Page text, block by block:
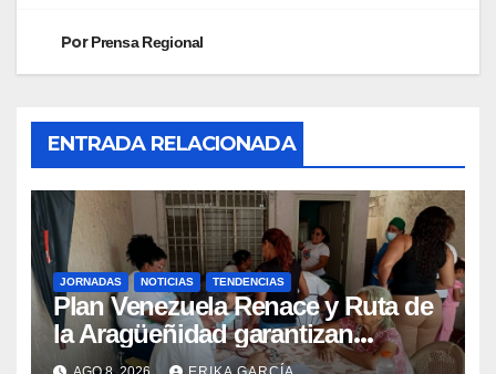
PorPrensa Regional
ENTRADA RELACIONADA
JORNADAS NOTICIAS TENDENCIAS
Plan Venezuela Renace y Ruta de
la Aragüeñidad garantizan
atención médica integral en